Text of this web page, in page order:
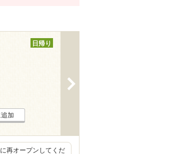
日帰り
加
再オープンしてくだ